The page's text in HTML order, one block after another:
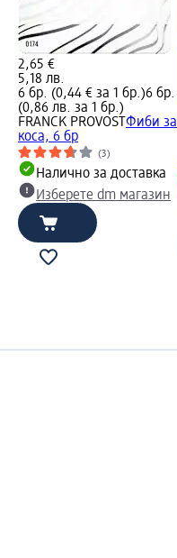
2,65 €
5,18 лв.
6 бр. (0,44 € за 1 бр.)6 бр.
(0,86 лв. за 1 бр.)
FRANCK PROVOSTФиби за
коса, 6 бр
(3)
Налично за доставка
Изберете dm магазин